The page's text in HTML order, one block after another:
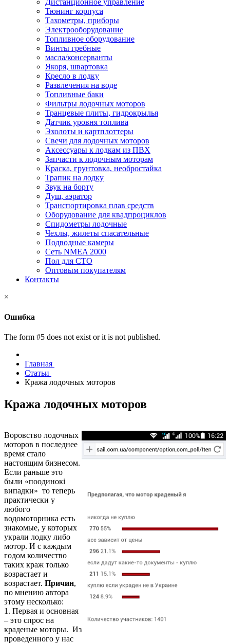
Тюнинг корпуса
Тахометры, приборы
Электрооборудование
Топливное оборудование
Винты гребные
масла/консерванты
Якоря, швартовка
Кресло в лодку
Развлечения на воде
Топливные баки
Фильтры лодочных моторов
Транцевые плиты, гидрокрылья
Датчик уровня топлива
Эхолоты и картплоттеры
Cвечи для лодочных моторов
Аксессуары к лодкам из ПВХ
Запчасти к лодочным моторам
Краска, грунтовка, необростайка
Трапик на лодку
Звук на борту
Душ, аэратор
Транспортировка плав средств
Оборудование для квадпроциклов
Спидометры лодочные
Чехлы, жилеты спасательные
Подводные камеры
Сеть NMEA 2000
Пол для СТО
Оптовым покупателям
Контакты
×
Ошибка
The form #5 does not exist or it is not published.
Главная
Статьи
Кража лодочных моторов
Кража лодочных моторов
Воровство лодочных
моторов в последнее
время стало
настоящим бизнесом.
Если раньше это
были «поодинокі
випадки» то теперь
практически у
любого
водомоторника есть
знакомые, у которых
украли лодку либо
мотор. И с каждым
годом количество
таких краж только
возрастает и
возрастает. Причин,
по мнению автора
этому несколько:
1. Первая и основная
– это спрос на
краденые моторы. Из
проведенного у нас